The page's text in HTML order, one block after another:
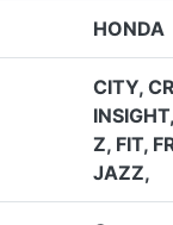
HONDA
CITY,
Z, FIT,
JAZZ,